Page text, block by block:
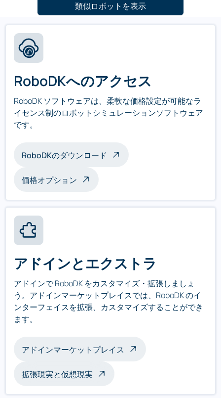
類似ロボットを表示
RoboDKへのアクセス
RoboDK ソフトウェアは、柔軟な価格設定が可能なラ
イセンス制のロボットシミュレーションソフトウェア
です。
RoboDKのダウンロード
価格オプション
アドインとエクストラ
アドインで RoboDK をカスタマイズ・拡張しましょ
う。アドインマーケットプレイスでは、RoboDK のイ
ンターフェイスを拡張、カスタマイズすることができ
ます。
アドインマーケットプレイス
拡張現実と仮想現実